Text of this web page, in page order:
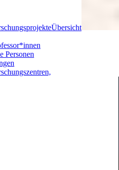
Übersicht
Personen